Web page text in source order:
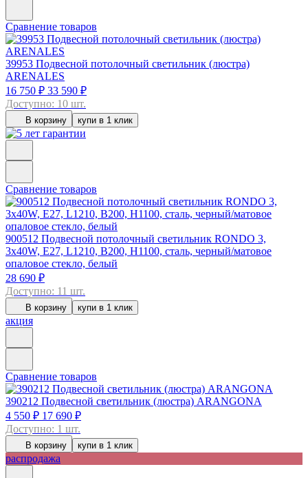
Сравнение товаров
39953 Подвесной потолочный светильник (люстра)
ARENALES
16 750 ₽ 33 590 ₽
Доступно: 10 шт.
В корзину купи в 1 клик
Сравнение товаров
900512 Подвесной потолочный светильник RONDO 3,
3x40W, E27, L1210, B200, H1100, сталь, черный/матовое
опаловое стекло, белый
28 690 ₽
Доступно: 11 шт.
В корзину купи в 1 клик
акция
Сравнение товаров
390212 Подвесной светильник (люстра) ARANGONA
4 550 ₽ 17 690 ₽
Доступно: 1 шт.
В корзину купи в 1 клик
распродажа